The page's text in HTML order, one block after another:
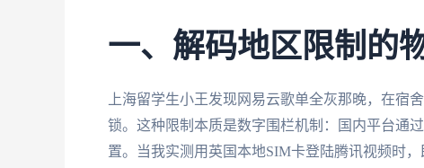
一、解码地区限制的
上海留学生小王发现网易云歌单全灰那晚，在宿
锁。这种限制本质是数字围栏机制：国内平台通
置。当我实测用英国本地SIM卡登陆腾讯视频时